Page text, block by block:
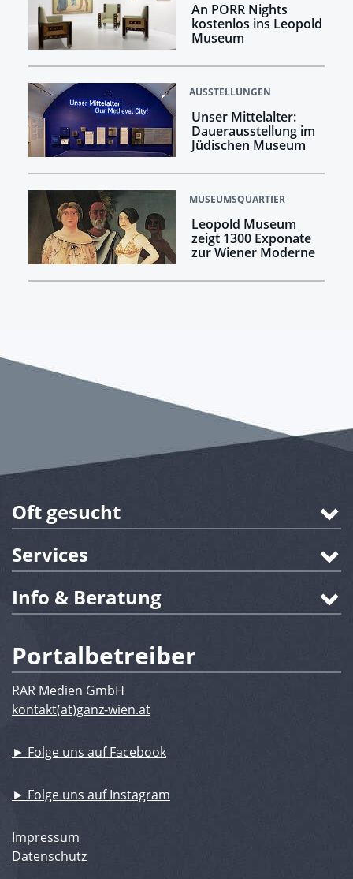
An PORR Nights
kostenlos ins Leopold
Museum
AUSSTELLUNGEN
Unser Mittelalter:
Dauerausstellung im
Jüdischen Museum
MUSEUMSQUARTIER
Leopold Museum
zeigt 1300 Exponate
zur Wiener Moderne
Oft gesucht
Services
Info & Beratung
Portalbetreiber
RAR Medien GmbH
kontakt(at)ganz-wien.at
► Folge uns auf Facebook
► Folge uns auf Instagram
Impressum
Datenschutz